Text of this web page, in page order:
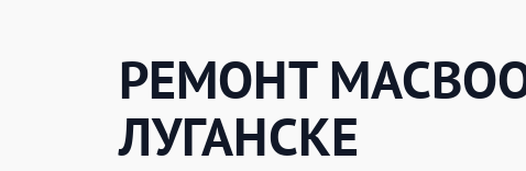
РЕМОНТ
ЛУГАНСКЕ